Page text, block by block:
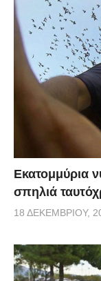
Εκατομμύρια
σπηλιά
18 ΔΕΚΕΜΒΡΊΟΥ,